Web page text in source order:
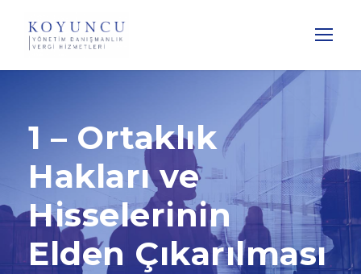
1 – Ortaklık
Hakları ve
Hisselerinin
Elden Çıkarılması